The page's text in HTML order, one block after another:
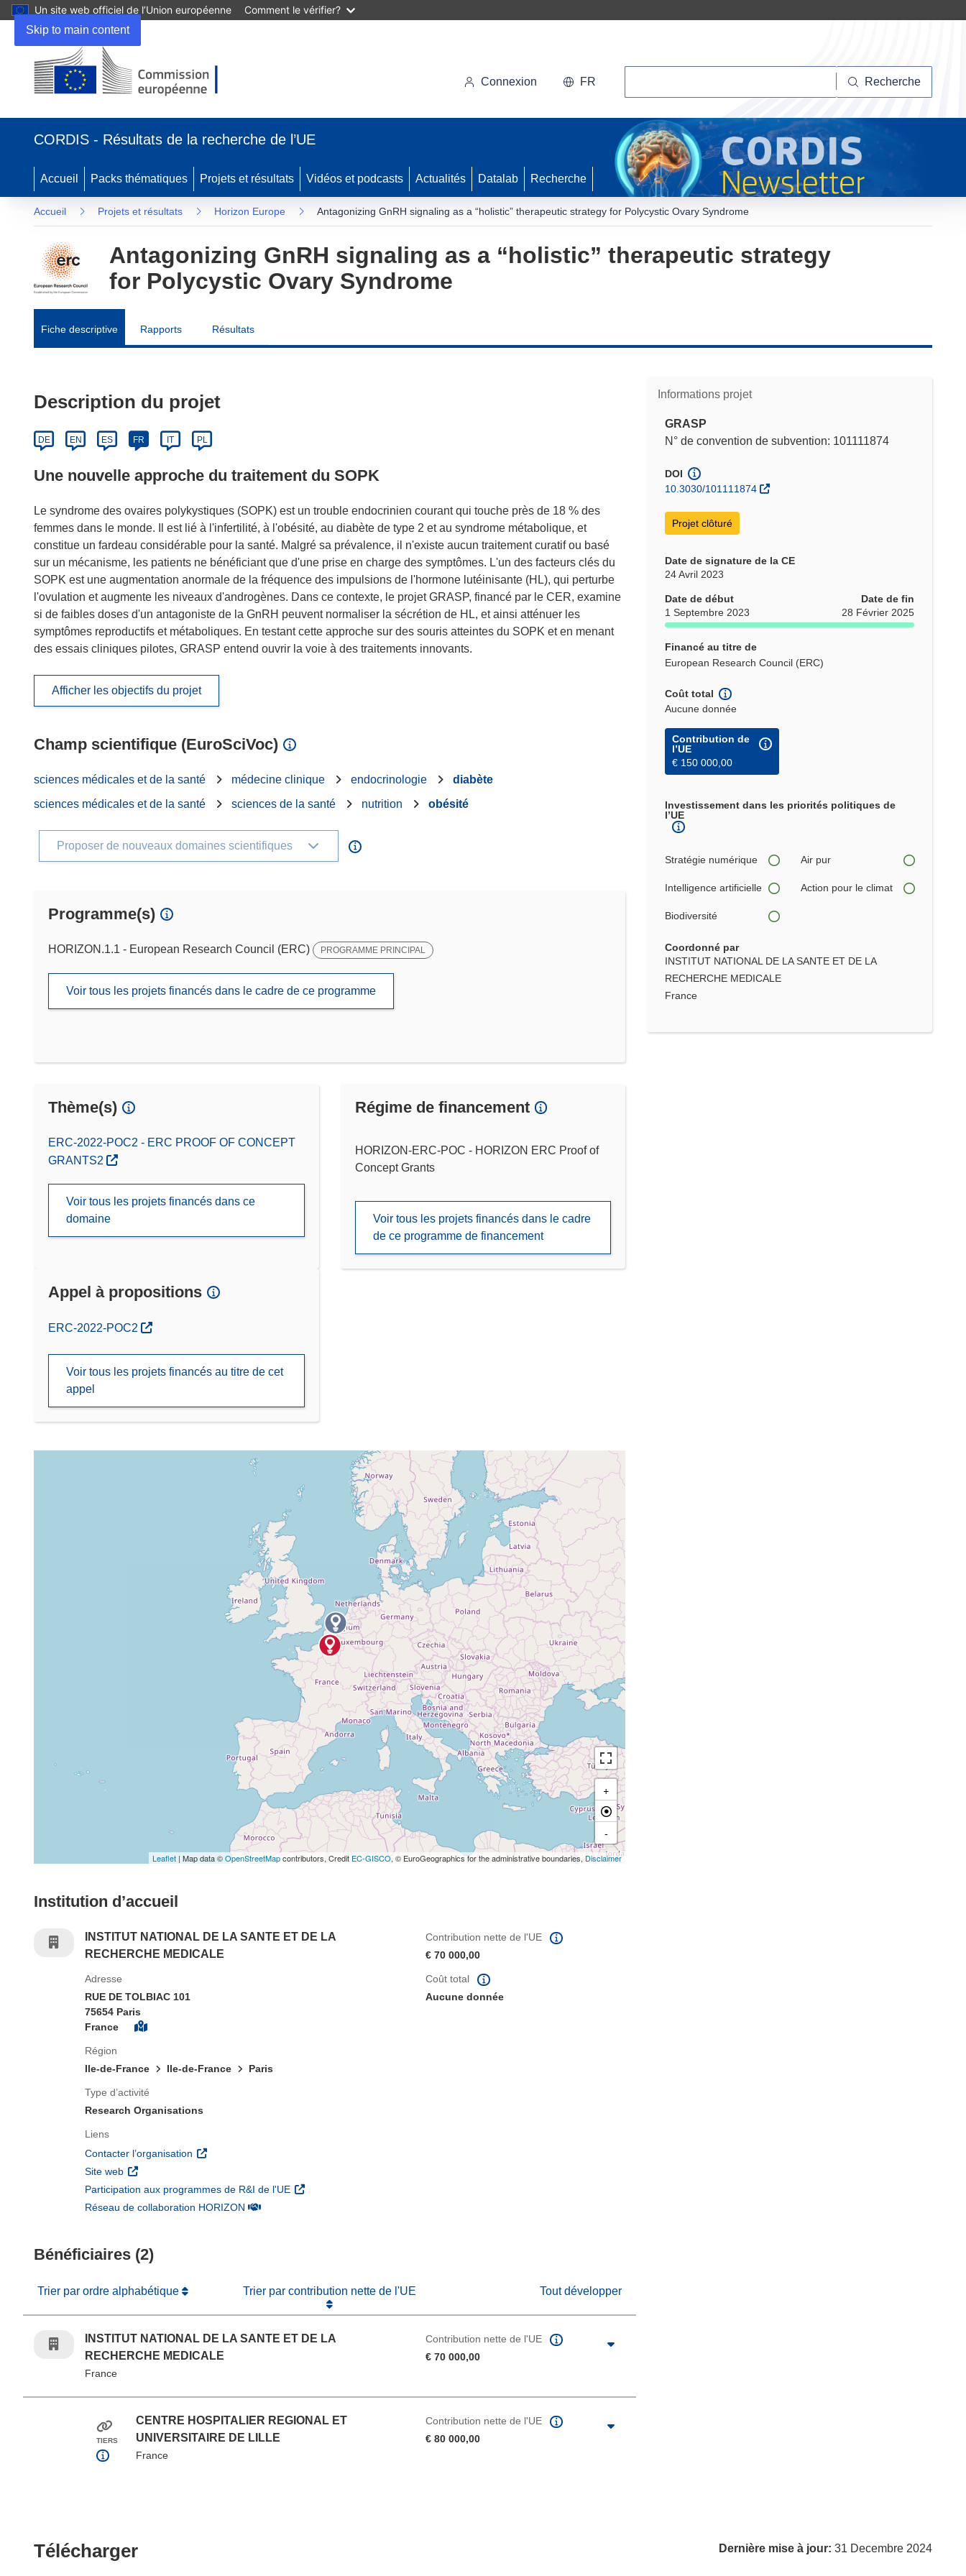
Skip to main content
Un site web officiel de l’Union européenne Comment le vérifier?
Connexion FR Recherche
CORDIS - Résultats de la recherche de l’UE
Accueil Packs thématiques Projets et résultats Vidéos et podcasts Actualités Datalab Recherche
Accueil Projets et résultats Horizon Europe Antagonizing GnRH signaling as a “holistic” therapeutic strategy for Polycystic Ovary Syndrome
Antagonizing GnRH signaling as a “holistic” therapeutic strategy
for Polycystic Ovary Syndrome
Fiche descriptive Rapports Résultats
Informations projet
GRASP
N° de convention de subvention: 101111874
DOI
10.3030/101111874
Projet clôturé
Date de signature de la CE
24 Avril 2023
Date de début
1 Septembre 2023
Date de fin
28 Février 2025
Financé au titre de
European Research Council (ERC)
Coût total
Aucune donnée
Contribution de
l’UE
€ 150 000,00
Investissement dans les priorités politiques de
l’UE
Stratégie numérique Air pur
Intelligence artificielle Action pour le climat
Biodiversité
Coordonné par
INSTITUT NATIONAL DE LA SANTE ET DE LA
RECHERCHE MEDICALE
France
Description du projet
DE EN ES FR IT PL
Une nouvelle approche du traitement du SOPK
Le syndrome des ovaires polykystiques (SOPK) est un trouble endocrinien courant qui touche près de 18 % des
femmes dans le monde. Il est lié à l'infertilité, à l'obésité, au diabète de type 2 et au syndrome métabolique, et
constitue un fardeau considérable pour la santé. Malgré sa prévalence, il n'existe aucun traitement curatif ou basé
sur un mécanisme, les patients ne bénéficiant que d'une prise en charge des symptômes. L'un des facteurs clés du
SOPK est une augmentation anormale de la fréquence des impulsions de l'hormone lutéinisante (HL), qui perturbe
l'ovulation et augmente les niveaux d'androgènes. Dans ce contexte, le projet GRASP, financé par le CER, examine
si de faibles doses d'un antagoniste de la GnRH peuvent normaliser la sécrétion de HL, et ainsi atténuer les
symptômes reproductifs et métaboliques. En testant cette approche sur des souris atteintes du SOPK et en menant
des essais cliniques pilotes, GRASP entend ouvrir la voie à des traitements innovants.
Afficher les objectifs du projet
Champ scientifique (EuroSciVoc)
sciences médicales et de la santé médecine clinique endocrinologie
diabète
sciences médicales et de la santé
sciences de la santé nutrition obésité
Proposer de nouveaux domaines scientifiques
Programme(s)
HORIZON.1.1 - European Research Council (ERC) PROGRAMME PRINCIPAL
Voir tous les projets financés dans le cadre de ce programme
Thème(s)
ERC-2022-POC2 - ERC PROOF OF CONCEPT
GRANTS2
Voir tous les projets financés dans ce
domaine
Régime de financement
HORIZON-ERC-POC - HORIZON ERC Proof of
Concept Grants
Voir tous les projets financés dans le cadre
de ce programme de financement
Appel à propositions
(s’ouvre dans une nouvelle fenêtre)
ERC-2022-POC2
Voir tous les projets financés au titre de cet
appel
+
-
Leaflet | Map data ©OpenStreetMapcontributors, Credit EC-GISCO, © EuroGeographics for the administrative boundaries, Disclaimer
Institution d’accueil
INSTITUT NATIONAL DE LA SANTE ET DE LA
RECHERCHE MEDICALE
Contribution nette de l'UE
€ 70 000,00
Adresse
RUE DE TOLBIAC 101
75654 Paris
France
Région
Ile-de-France
Ile-de-France Paris
Type d’activité
Research Organisations
Liens
Contacter l’organisation (s’ouvre dans une nouvelle fenêtre)
Site web (s’ouvre dans une nouvelle fenêtre)
Participation aux programmes de R&I de l'UE (s’ouvre dans une nouvelle fenêtre)
Réseau de collaboration HORIZON(s’ouvre dans une nouvelle fenêtre)
Coût total
Aucune donnée
Bénéficiaires (2)
Trier par ordre alphabétique Trier par contribution nette de l'UE Tout développer
INSTITUT NATIONAL DE LA SANTE ET DE LA
RECHERCHE MEDICALE
France
Contribution nette de l'UE
€ 70 000,00
TIERS
CENTRE HOSPITALIER REGIONAL ET
UNIVERSITAIRE DE LILLE
France
Contribution nette de l'UE
€ 80 000,00
TéléchargerTélécharger le contenu de la page Dernière mise à jour: 31 Decembre 2024